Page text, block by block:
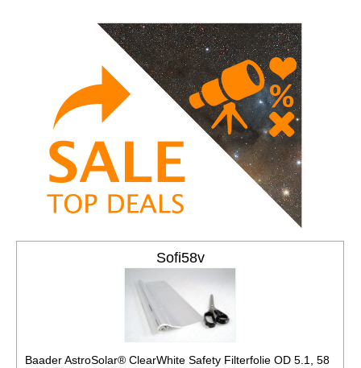
Sofi58v
Baader AstroSolar® ClearWhite Safety Filterfolie OD 5.1, 58